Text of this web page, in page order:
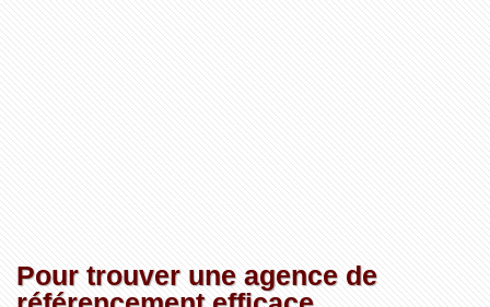
Pour trouver une agence de